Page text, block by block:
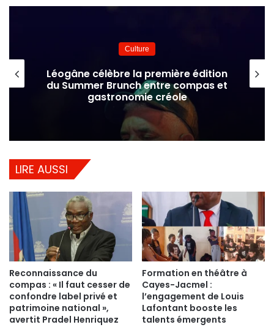
Culture
Léogâne célèbre la première édition
du Summer Brunch entre compas et
gastronomie créole
LIRE AUSSI
Reconnaissance du
compas : « Il faut cesser de
confondre label privé et
patrimoine national »,
avertit Pradel Henriquez
Formation en théâtre à
Cayes-Jacmel :
l’engagement de Louis
Lafontant booste les
talents émergents